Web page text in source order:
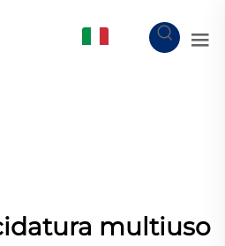
multiuso